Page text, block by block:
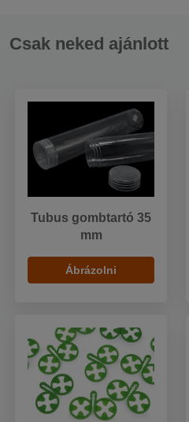
Csak neked ajánlott
Tubus gombtartó 35
mm
Ábrázolni